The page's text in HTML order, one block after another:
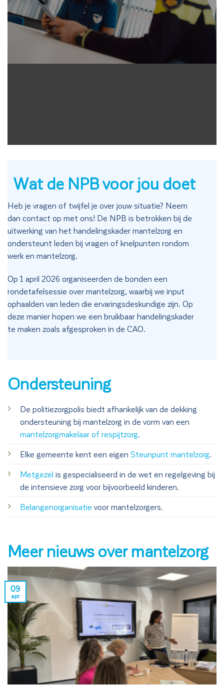
Wat de NPB voor jou doet
Heb je vragen of twijfel je over jouw situatie? Neem
dan contact op met ons! De NPB is betrokken bij de
uitwerking van het handelingskader mantelzorg en
ondersteunt leden bij vragen of knelpunten rondom
werk en mantelzorg.
Op 1 april 2026 organiseerden de bonden een
rondetafelsessie over mantelzorg, waarbij we input
ophaalden van leden die ervaringsdeskundige zijn. Op
deze manier hopen we een bruikbaar handelingskader
te maken zoals afgesproken in de CAO.
Ondersteuning
De politiezorgpolis biedt afhankelijk van de dekking
ondersteuning bij mantelzorg in de vorm van een
mantelzorgmakelaar of respijtzorg.
Elke gemeente kent een eigen Steunpunt mantelzorg.
Metgezel is gespecialiseerd in de wet en regelgeving bij
de intensieve zorg voor bijvoorbeeld kinderen.
Belangenorganisatie voor mantelzorgers.
Meer nieuws over mantelzorg
09
apr